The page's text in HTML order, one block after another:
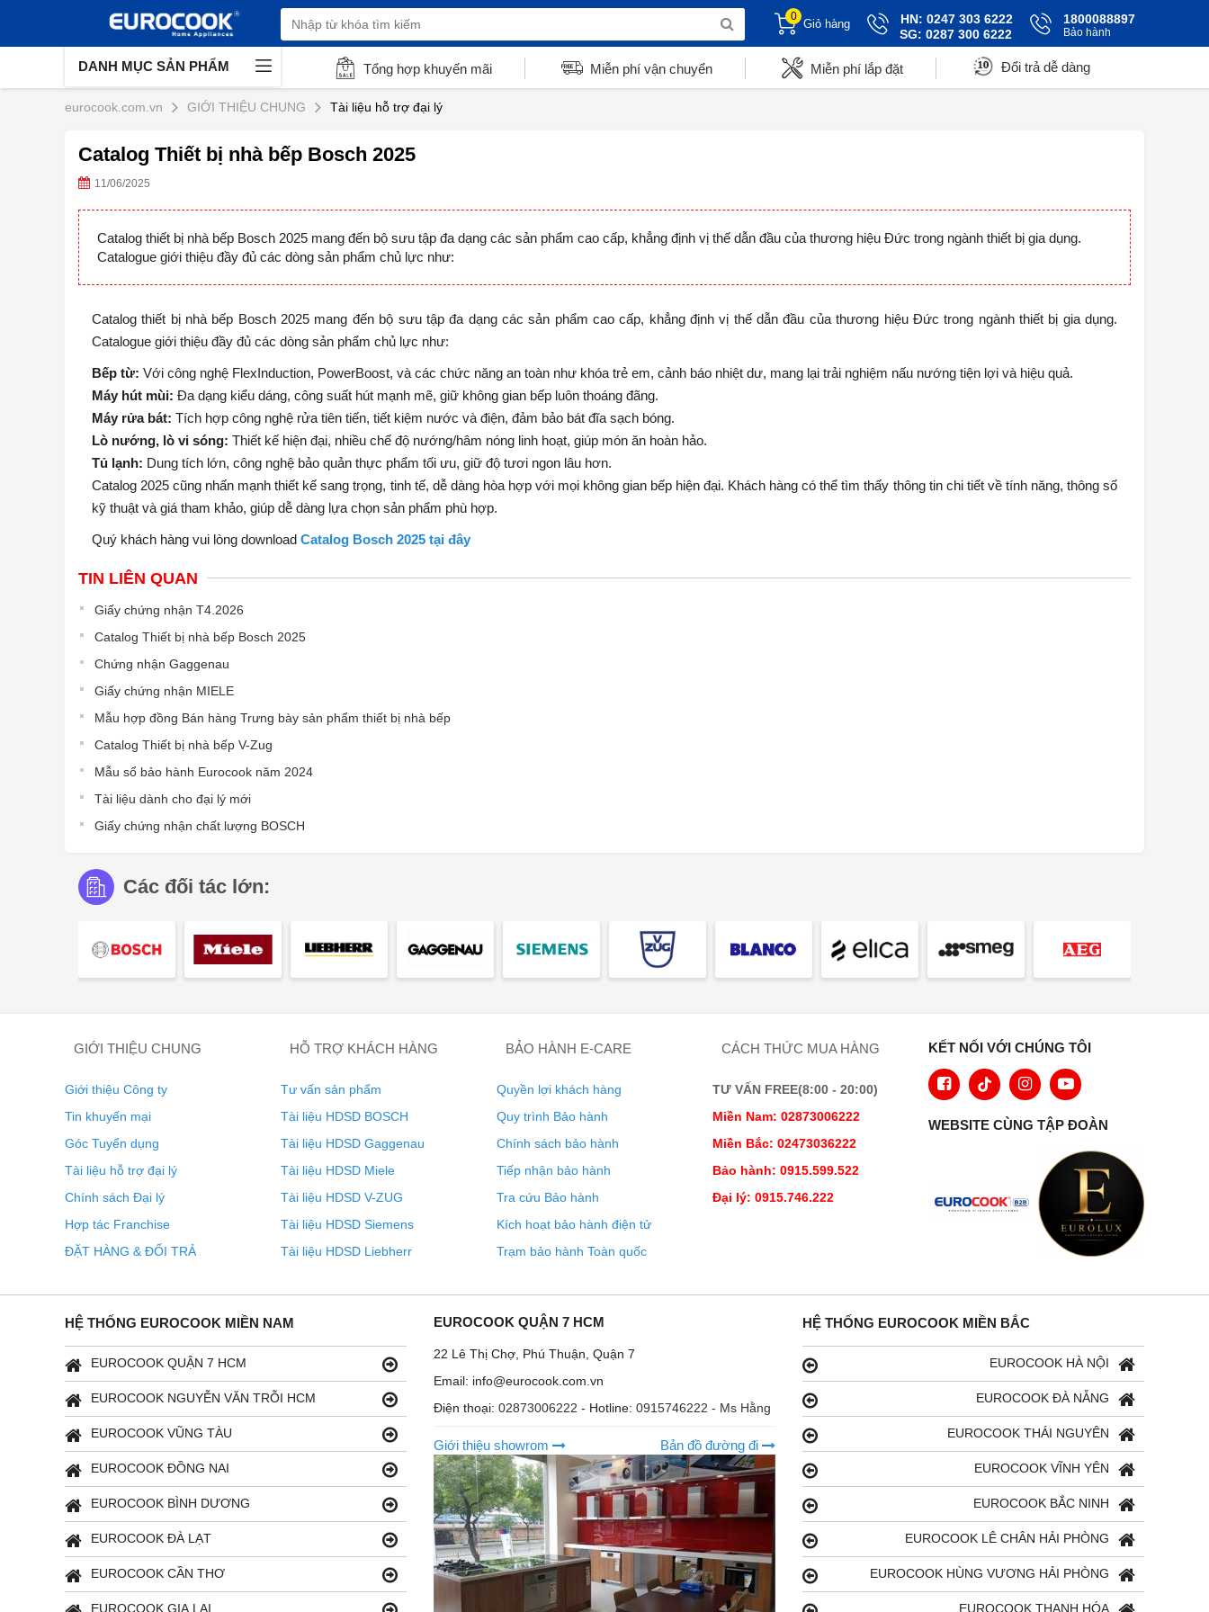
0
Giỏ hàng
HN: 0247 303 6222
SG: 0287 300 6222
1800088897
Bảo hành
DANH MỤC SẢN PHẨM Tổng hợp khuyến mãi Miễn phí vận chuyển Miễn phí lắp đặt Đổi trả dễ dàng
eurocook.com.vn GIỚI THIỆU CHUNG Tài liệu hỗ trợ đại lý
Catalog Thiết bị nhà bếp Bosch 2025
11/06/2025
Catalog thiết bị nhà bếp Bosch 2025 mang đến bộ sưu tập đa dạng các sản phẩm cao cấp, khẳng định vị thế dẫn đầu của thương hiệu Đức trong ngành thiết bị gia dụng.
Catalogue giới thiệu đầy đủ các dòng sản phẩm chủ lực như:
Catalog thiết bị nhà bếp Bosch 2025 mang đến bộ sưu tập đa dạng các sản phẩm cao cấp, khẳng định vị thế dẫn đầu của thương hiệu Đức trong ngành thiết bị gia dụng.
Catalogue giới thiệu đầy đủ các dòng sản phẩm chủ lực như:
Bếp từ: Với công nghệ FlexInduction, PowerBoost, và các chức năng an toàn như khóa trẻ em, cảnh báo nhiệt dư, mang lại trải nghiệm nấu nướng tiện lợi và hiệu quả.
Máy hút mùi: Đa dạng kiểu dáng, công suất hút mạnh mẽ, giữ không gian bếp luôn thoáng đãng.
Máy rửa bát: Tích hợp công nghệ rửa tiên tiến, tiết kiệm nước và điện, đảm bảo bát đĩa sạch bóng.
Lò nướng, lò vi sóng: Thiết kế hiện đại, nhiều chế độ nướng/hâm nóng linh hoạt, giúp món ăn hoàn hảo.
Tủ lạnh: Dung tích lớn, công nghệ bảo quản thực phẩm tối ưu, giữ độ tươi ngon lâu hơn.
Catalog 2025 cũng nhấn mạnh thiết kế sang trọng, tinh tế, dễ dàng hòa hợp với mọi không gian bếp hiện đại. Khách hàng có thể tìm thấy thông tin chi tiết về tính năng, thông số
kỹ thuật và giá tham khảo, giúp dễ dàng lựa chọn sản phẩm phù hợp.
Quý khách hàng vui lòng download Catalog Bosch 2025 tại đây
TIN LIÊN QUAN
Giấy chứng nhận T4.2026
Catalog Thiết bị nhà bếp Bosch 2025
Chứng nhận Gaggenau
Giấy chứng nhận MIELE
Mẫu hợp đồng Bán hàng Trưng bày sản phẩm thiết bị nhà bếp
Catalog Thiết bị nhà bếp V-Zug
Mẫu sổ bảo hành Eurocook năm 2024
Tài liệu dành cho đại lý mới
Giấy chứng nhận chất lượng BOSCH
Các đối tác lớn:
GIỚI THIỆU CHUNG
Giới thiệu Công ty
Tin khuyến mại
Góc Tuyển dụng
Tài liệu hỗ trợ đại lý
Chính sách Đại lý
Hợp tác Franchise
ĐẶT HÀNG & ĐỔI TRẢ
HỖ TRỢ KHÁCH HÀNG
Tư vấn sản phẩm
Tài liệu HDSD BOSCH
Tài liệu HDSD Gaggenau
Tài liệu HDSD Miele
Tài liệu HDSD V-ZUG
Tài liệu HDSD Siemens
Tài liệu HDSD Liebherr
BẢO HÀNH E-CARE
Quyền lợi khách hàng
Quy trình Bảo hành
Chính sách bảo hành
Tiếp nhận bảo hành
Tra cứu Bảo hành
Kích hoạt bảo hành điện tử
Trạm bảo hành Toàn quốc
CÁCH THỨC MUA HÀNG
TƯ VẤN FREE(8:00 - 20:00)
Miền Nam: 02873006222
Miền Bắc: 02473036222
Bảo hành: 0915.599.522
Đại lý: 0915.746.222
KẾT NỐI VỚI CHÚNG TÔI
WEBSITE CÙNG TẬP ĐOÀN
HỆ THỐNG EUROCOOK MIỀN NAM
EUROCOOK QUẬN 7 HCM
EUROCOOK NGUYỄN VĂN TRỖI HCM
EUROCOOK VŨNG TÀU
EUROCOOK ĐỒNG NAI
EUROCOOK BÌNH DƯƠNG
EUROCOOK ĐÀ LẠT
EUROCOOK CẦN THƠ
EUROCOOK GIA LAI
EUROCOOK QUẬN 7 HCM
22 Lê Thị Chợ, Phú Thuận, Quận 7
Email: info@eurocook.com.vn
Điện thoại: 02873006222 - Hotline: 0915746222 - Ms Hằng
Giới thiệu showrom Bản đồ đường đi
HỆ THỐNG EUROCOOK MIỀN BẮC
EUROCOOK HÀ NỘI
EUROCOOK ĐÀ NẴNG
EUROCOOK THÁI NGUYÊN
EUROCOOK VĨNH YÊN
EUROCOOK BẮC NINH
EUROCOOK LÊ CHÂN HẢI PHÒNG
EUROCOOK HÙNG VƯƠNG HẢI PHÒNG
EUROCOOK THANH HÓA